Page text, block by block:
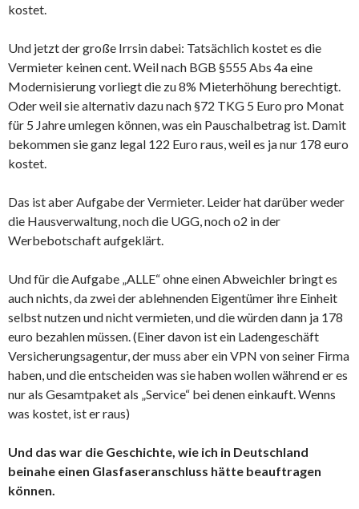
kostet.
Und jetzt der große Irrsin dabei: Tatsächlich kostet es die
Vermieter keinen cent. Weil nach BGB §555 Abs 4a eine
Modernisierung vorliegt die zu 8% Mieterhöhung berechtigt.
Oder weil sie alternativ dazu nach §72 TKG 5 Euro pro Monat
für 5 Jahre umlegen können, was ein Pauschalbetrag ist. Damit
bekommen sie ganz legal 122 Euro raus, weil es ja nur 178 euro
kostet.
Das ist aber Aufgabe der Vermieter. Leider hat darüber weder
die Hausverwaltung, noch die UGG, noch o2 in der
Werbebotschaft aufgeklärt.
Und für die Aufgabe „ALLE“ ohne einen Abweichler bringt es
auch nichts, da zwei der ablehnenden Eigentümer ihre Einheit
selbst nutzen und nicht vermieten, und die würden dann ja 178
euro bezahlen müssen. (Einer davon ist ein Ladengeschäft
Versicherungsagentur, der muss aber ein VPN von seiner Firma
haben, und die entscheiden was sie haben wollen während er es
nur als Gesamtpaket als „Service“ bei denen einkauft. Wenns
was kostet, ist er raus)
Und das war die Geschichte, wie ich in Deutschland
beinahe einen Glasfaseranschluss hätte beauftragen
können.